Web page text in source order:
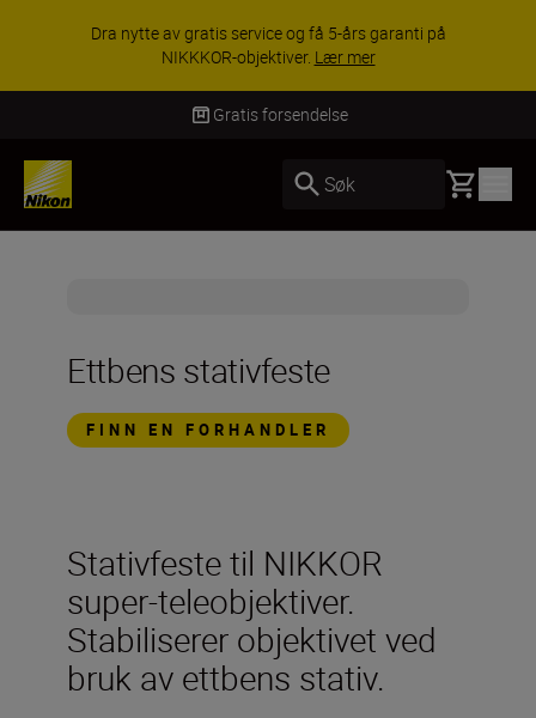
Dra nytte av gratis service og få 5-års garanti på
NIKKKOR-objektiver. Lær mer
Gratis forsendelse
Søk Basket
Ettbens stativfeste
FINN EN FORHANDLER
Stativfeste til NIKKOR
super-teleobjektiver.
Stabiliserer objektivet ved
bruk av ettbens stativ.